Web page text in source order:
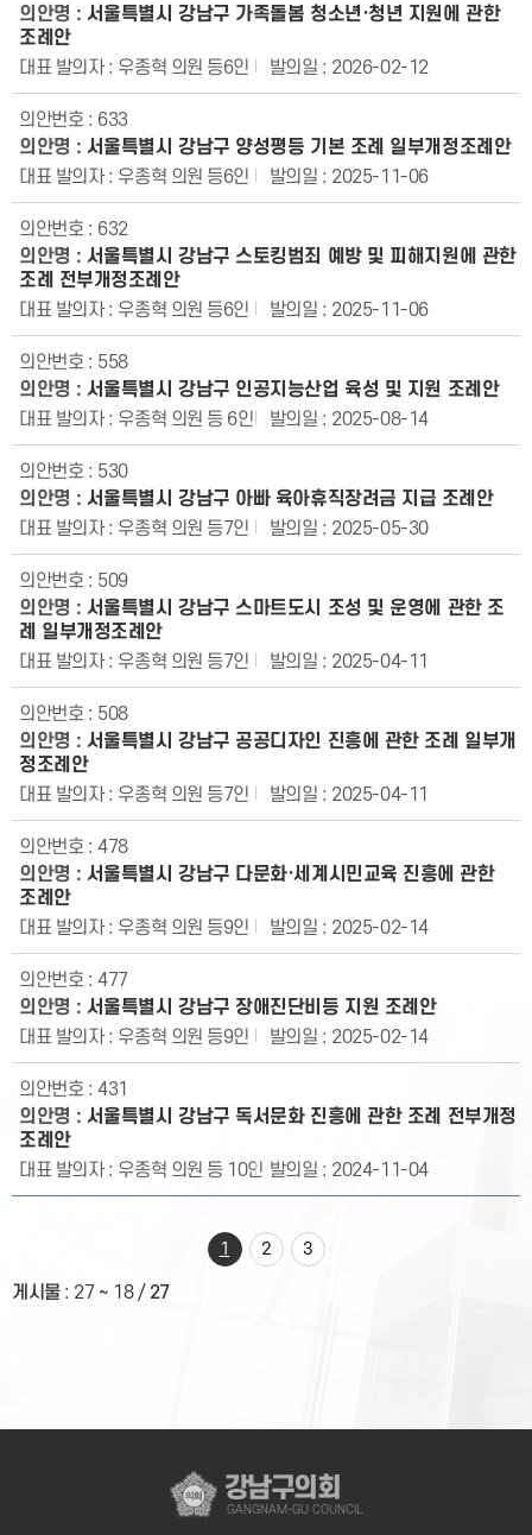
서울특별시 강남구 가족돌봄 청소년·청년 지원에 관한
조례안
우종혁 의원 등6인
2026-02-12
633
서울특별시 강남구 양성평등 기본 조례 일부개정조례안
우종혁 의원 등6인
2025-11-06
632
서울특별시 강남구 스토킹범죄 예방 및 피해지원에 관한
조례 전부개정조례안
우종혁 의원 등6인
2025-11-06
558
서울특별시 강남구 인공지능산업 육성 및 지원 조례안
우종혁 의원 등 6인
2025-08-14
530
서울특별시 강남구 아빠 육아휴직장려금 지급 조례안
우종혁 의원 등7인
2025-05-30
509
서울특별시 강남구 스마트도시 조성 및 운영에 관한 조
례 일부개정조례안
우종혁 의원 등7인
2025-04-11
508
서울특별시 강남구 공공디자인 진흥에 관한 조례 일부개
정조례안
우종혁 의원 등7인
2025-04-11
478
서울특별시 강남구 다문화·세계시민교육 진흥에 관한
조례안
우종혁 의원 등9인
2025-02-14
477
서울특별시 강남구 장애진단비등 지원 조례안
우종혁 의원 등9인
2025-02-14
431
서울특별시 강남구 독서문화 진흥에 관한 조례 전부개정
조례안
우종혁 의원 등 10인
2024-11-04
1 2 3
게시물: 27 ~ 18/ 27
강남구의회
GANGNAM-GU COUNCIL